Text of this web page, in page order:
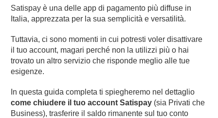
Satispay è una delle app di pagamento più diffuse in
Italia, apprezzata per la sua semplicità e versatilità.
Tuttavia, ci sono momenti in cui potresti voler disattivare
il tuo account, magari perché non la utilizzi più o hai
trovato un altro servizio che risponde meglio alle tue
esigenze.
In questa guida completa ti spiegheremo nel dettaglio
come chiudere il tuo account Satispay (sia Privati che
Business), trasferire il saldo rimanente sul tuo conto